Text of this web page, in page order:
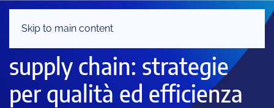
Skip to main content
Gestione fornitori e
supply chain: strategie
per qualità ed efficienza